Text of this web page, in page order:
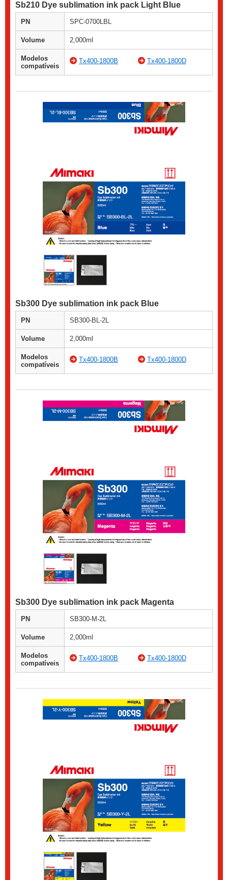
Sb210 Dye sublimation ink pack Light Blue
PN SPC-0700LBL
Volume 2,000ml
Modelos
compatíveis
Tx400-1800B Tx400-1800D
Sb300 Dye sublimation ink pack Blue
PN SB300-BL-2L
Volume 2,000ml
Modelos
compatíveis
Tx400-1800B Tx400-1800D
Sb300 Dye sublimation ink pack Magenta
PN SB300-M-2L
Volume 2,000ml
Modelos
compatíveis
Tx400-1800B Tx400-1800D